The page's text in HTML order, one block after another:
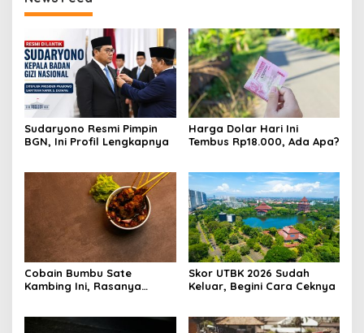
Sudaryono Resmi Pimpin
BGN, Ini Profil Lengkapnya
Harga Dolar Hari Ini
Tembus Rp18.000, Ada Apa?
Cobain Bumbu Sate
Kambing Ini, Rasanya
Skor UTBK 2026 Sudah
Keluar, Begini Cara Ceknya